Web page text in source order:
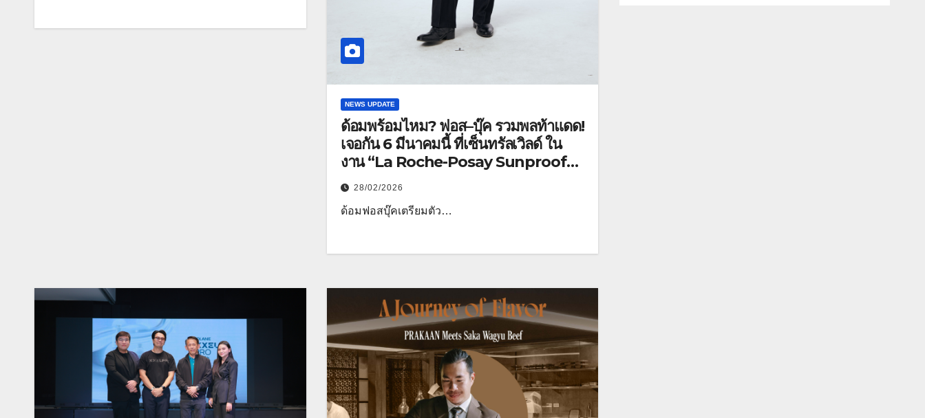
ขอบคุณผู้หญิง พร้อมพัฒนาศักยภาพใน
NEWS UPDATE
ด้อมพร้อมไหม? ฟอส–บุ๊ค รวมพลท้าแดด!
เจอกัน 6 มีนาคมนี้ ที่เซ็นทรัลเวิลด์ ใน
งาน “La Roche-Posay Sunproof
Playground By Anthelios”
28/02/2026
ด้อมฟอสบุ๊คเตรียมตัว…